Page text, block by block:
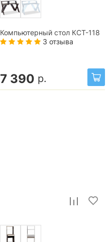
Компьютерный стол КСТ-118
3 отзыва
7 390 р.